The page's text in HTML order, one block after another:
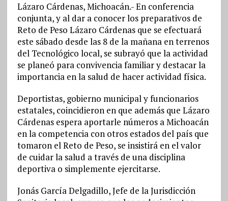
Lázaro Cárdenas, Michoacán.- En conferencia
conjunta, y al dar a conocer los preparativos de
Reto de Peso Lázaro Cárdenas que se efectuará
este sábado desde las 8 de la mañana en terrenos
del Tecnológico local, se subrayó que la actividad
se planeó para convivencia familiar y destacar la
importancia en la salud de hacer actividad física.
Deportistas, gobierno municipal y funcionarios
estatales, coincidieron en que además que Lázaro
Cárdenas espera aportarle números a Michoacán
en la competencia con otros estados del país que
tomaron el Reto de Peso, se insistirá en el valor
de cuidar la salud a través de una disciplina
deportiva o simplemente ejercitarse.
Jonás García Delgadillo, Jefe de la Jurisdicción